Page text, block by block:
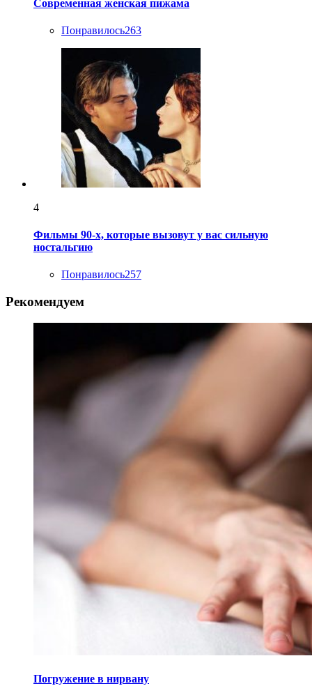
Современная женская пижама
Понравилось263
4
Фильмы 90-х, которые вызовут у вас сильную
ностальгию
Понравилось257
Рекомендуем
Погружение в нирвану